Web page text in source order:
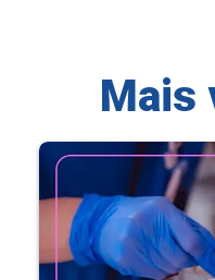
Mais